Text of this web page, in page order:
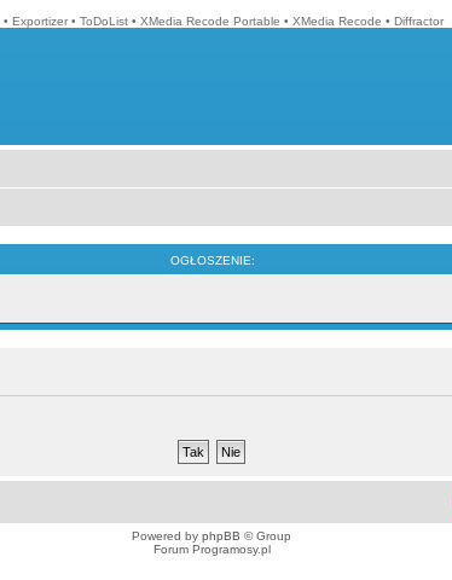
• Exportizer • ToDoList • XMedia Recode Portable • XMedia Recode • Diffractor
OGŁOSZENIE:
Powered by phpBB © Group
Forum Programosy.pl